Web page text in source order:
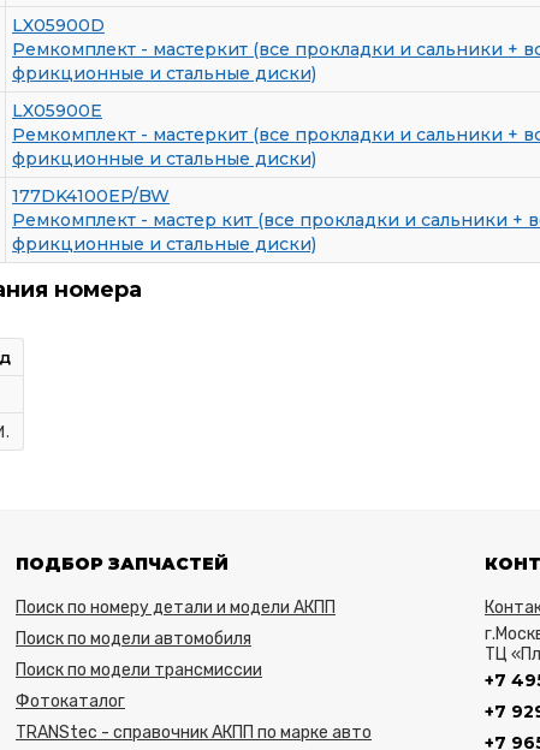
LX05900D
Ремкомплект - мастеркит (все прокладки и сальники +
фрикционные и стальные диски)
LX05900E
Ремкомплект - мастеркит (все прокладки и сальники +
фрикционные и стальные диски)
177DK4100EP/BW
Ремкомплект - мастер кит (все прокладки и сальники +
фрикционные и стальные диски)
номера
ПОДБОР ЗАПЧАСТЕЙ
Поиск по номеру детали и модели АКПП
Поиск по модели автомобиля
Поиск по модели трансмиссии
Фотокаталог
TRANStec - справочник АКПП по марке авто
ТЦ
+7
+7
+7